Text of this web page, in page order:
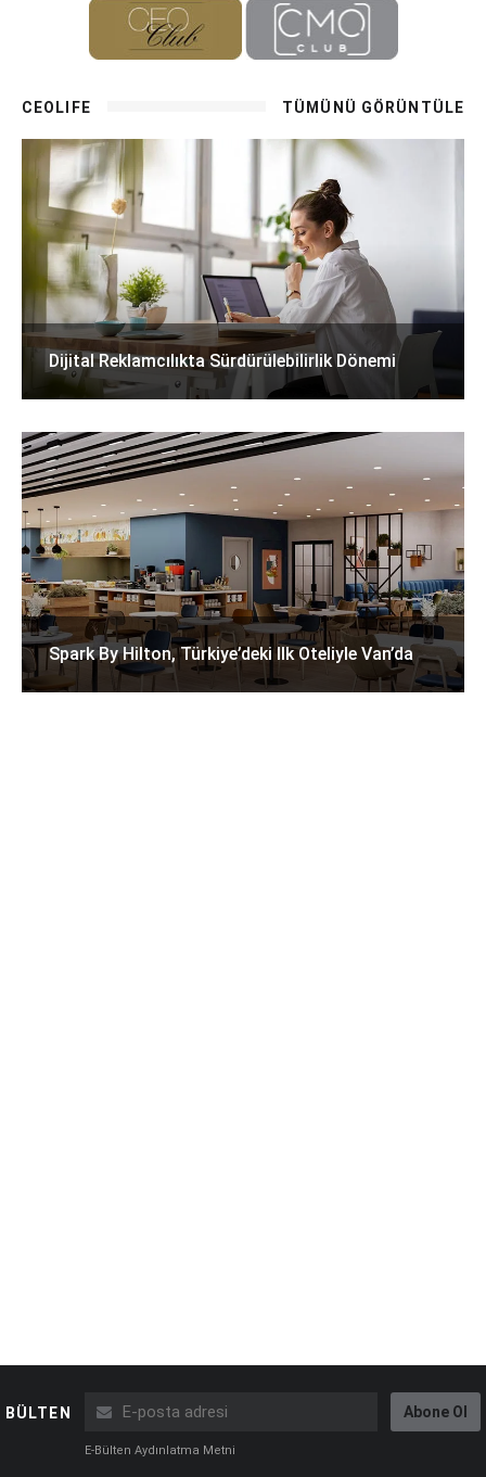
CEOLIFE TÜMÜNÜ GÖRÜNTÜLE
Dijital Reklamcılıkta Sürdürülebilirlik Dönemi
Spark By Hilton, Türkiye’deki Ilk Oteliyle Van’da
BÜLTEN Abone Ol
E-Bülten Aydınlatma Metni